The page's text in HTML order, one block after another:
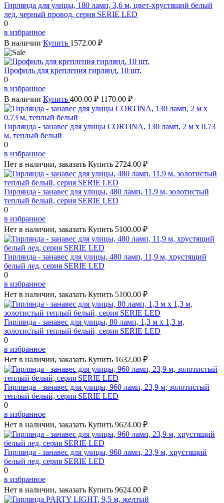
Гирлянда для улицы, 180 ламп, 3,6 м, цвет-хрустящий белый
лед, черный провод, серия SERIE LED
0
в избранное
В наличии Купить 1572.00 ₽
Профиль для крепления гирлянд, 10 шт.
0
в избранное
В наличии Купить 400.00 ₽ 1170.00 ₽
Гирлянда - занавес для улицы CORTINA, 130 ламп, 2 м х 0.73
м, теплый белый
0
в избранное
Нет в наличии, заказать Купить 2724.00 ₽
Гирлянда - занавес для улицы, 480 ламп, 11,9 м, золотистый
теплый белый, серия SERIE LED
0
в избранное
Нет в наличии, заказать Купить 5100.00 ₽
Гирлянда - занавес для улицы, 480 ламп, 11,9 м, хрустящий
белый лед, серия SERIE LED
0
в избранное
Нет в наличии, заказать Купить 5100.00 ₽
Гирлянда - занавес для улицы, 80 ламп, 1,3 м х 1,3 м,
золотистый теплый белый, серия SERIE LED
0
в избранное
Нет в наличии, заказать Купить 1632.00 ₽
Гирлянда - занавес для улицы, 960 ламп, 23,9 м, золотистый
теплый белый, серия SERIE LED
0
в избранное
Нет в наличии, заказать Купить 9624.00 ₽
Гирлянда - занавес для улицы, 960 ламп, 23,9 м, хрустящий
белый лед, серия SERIE LED
0
в избранное
Нет в наличии, заказать Купить 9624.00 ₽